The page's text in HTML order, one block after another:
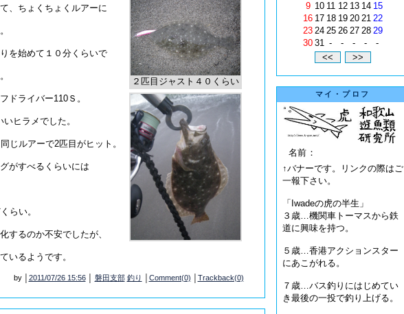
２匹目ジャスト４０くらい
、ちょくちょくルアーに
を始めて１０分くらいで
ドライバー110Ｓ。
ヒラメでした。
じルアーで2匹目がヒット。
がすべるくらいには
らい。
するのか不安でしたが、
いるようです。
by │ 2011/07/26 15:56│ 磐田支部 釣り Comment(0) Trackback(0)
9 10 11 12 13 14 15
16 17 18 19 20 21 22
23 24 25 26 27 28 29
30 31 - - - - -
マイ・プロフ
名前 ：
↑バナーです。リンクの際はご
一報下さい。
「Iwadeの虎の半生」
３歳…機関車トーマスから鉄
道に興味を持つ。
５歳…香港アクションスター
にあこがれる。
７歳…バス釣りにはじめてい
き最後の一投で釣り上げる。